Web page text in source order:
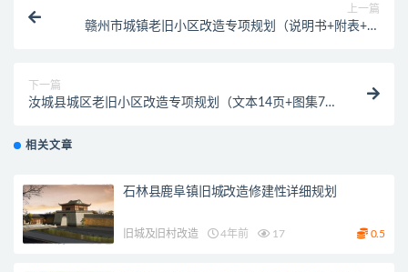
上一篇
赣州市城镇老旧小区改造专项规划（说明书+附表+附
下一篇
汝城县城区老旧小区改造专项规划（文本14页+图集79
相关文章
石林县鹿阜镇旧城改造修建性详细规划
旧城及旧村改造 4年前 17 0.5